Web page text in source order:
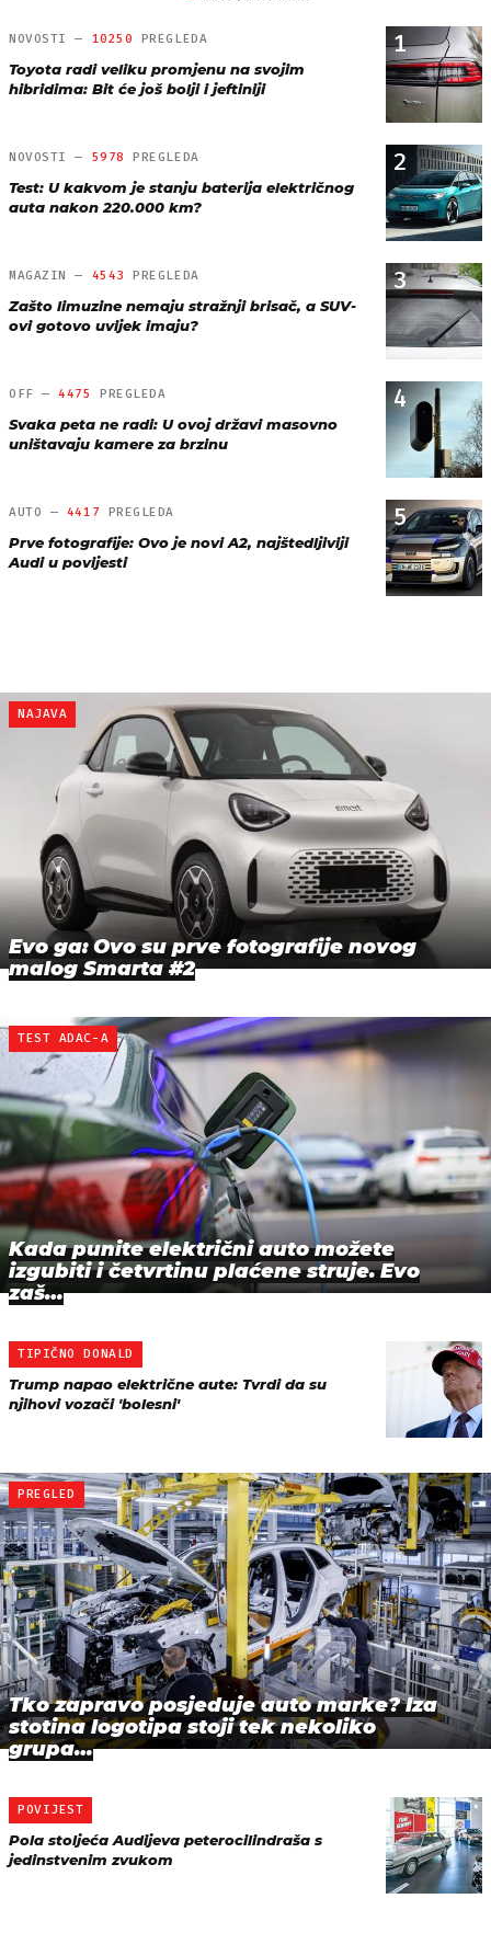
1
NOVOSTI — 10250 PREGLEDA
Toyota radi veliku promjenu na svojim
hibridima: Bit će još bolji i jeftiniji
2
NOVOSTI — 5978 PREGLEDA
Test: U kakvom je stanju baterija električnog
auta nakon 220.000 km?
3
MAGAZIN — 4543 PREGLEDA
Zašto limuzine nemaju stražnji brisač, a SUV-
ovi gotovo uvijek imaju?
4
OFF —4475 PREGLEDA
Svaka peta ne radi: U ovoj državi masovno
uništavaju kamere za brzinu
5
AUTO — 4417 PREGLEDA
Prve fotografije: Ovo je novi A2, najštedljiviji
Audi u povijesti
NAJAVA
Evo ga: Ovo su prve fotografije novog
malog Smarta #2
TEST ADAC-A
Kada punite električni auto možete
izgubiti i četvrtinu plaćene struje. Evo
zaš…
TIPIČNO DONALD
Trump napao električne aute: Tvrdi da su
njihovi vozači 'bolesni'
PREGLED
Tko zapravo posjeduje auto marke? Iza
stotina logotipa stoji tek nekoliko
grupa…
POVIJEST
Pola stoljeća Audijeva peterocilindraša s
jedinstvenim zvukom